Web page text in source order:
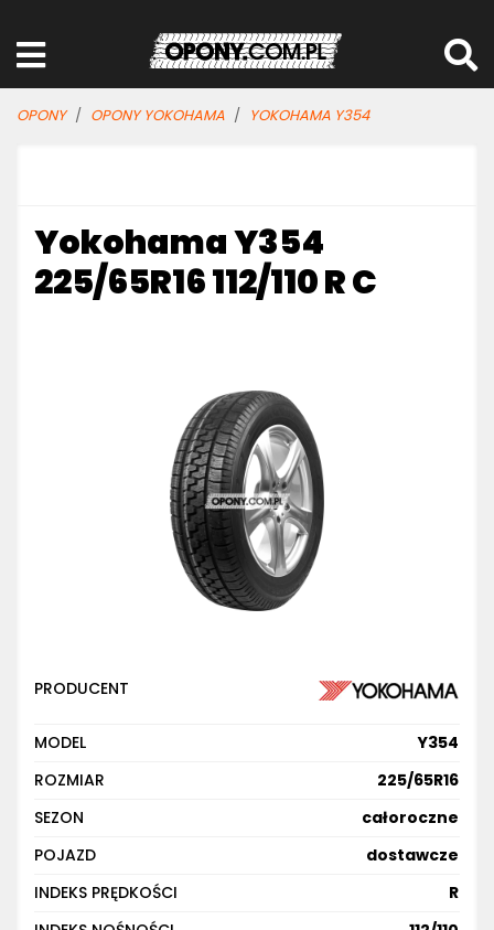
OPONY OPONY YOKOHAMA YOKOHAMA Y354
Yokohama Y354
225/65R16 112/110 R C
PRODUCENT
MODEL
Y354
ROZMIAR
225/65R16
SEZON
całoroczne
POJAZD
dostawcze
INDEKS PRĘDKOŚCI
R